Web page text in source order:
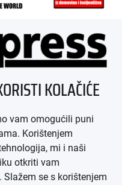
KOLAČIĆE
vam omogućili puni
Korištenjem
mi i naši
otkriti vam
se s korištenjem